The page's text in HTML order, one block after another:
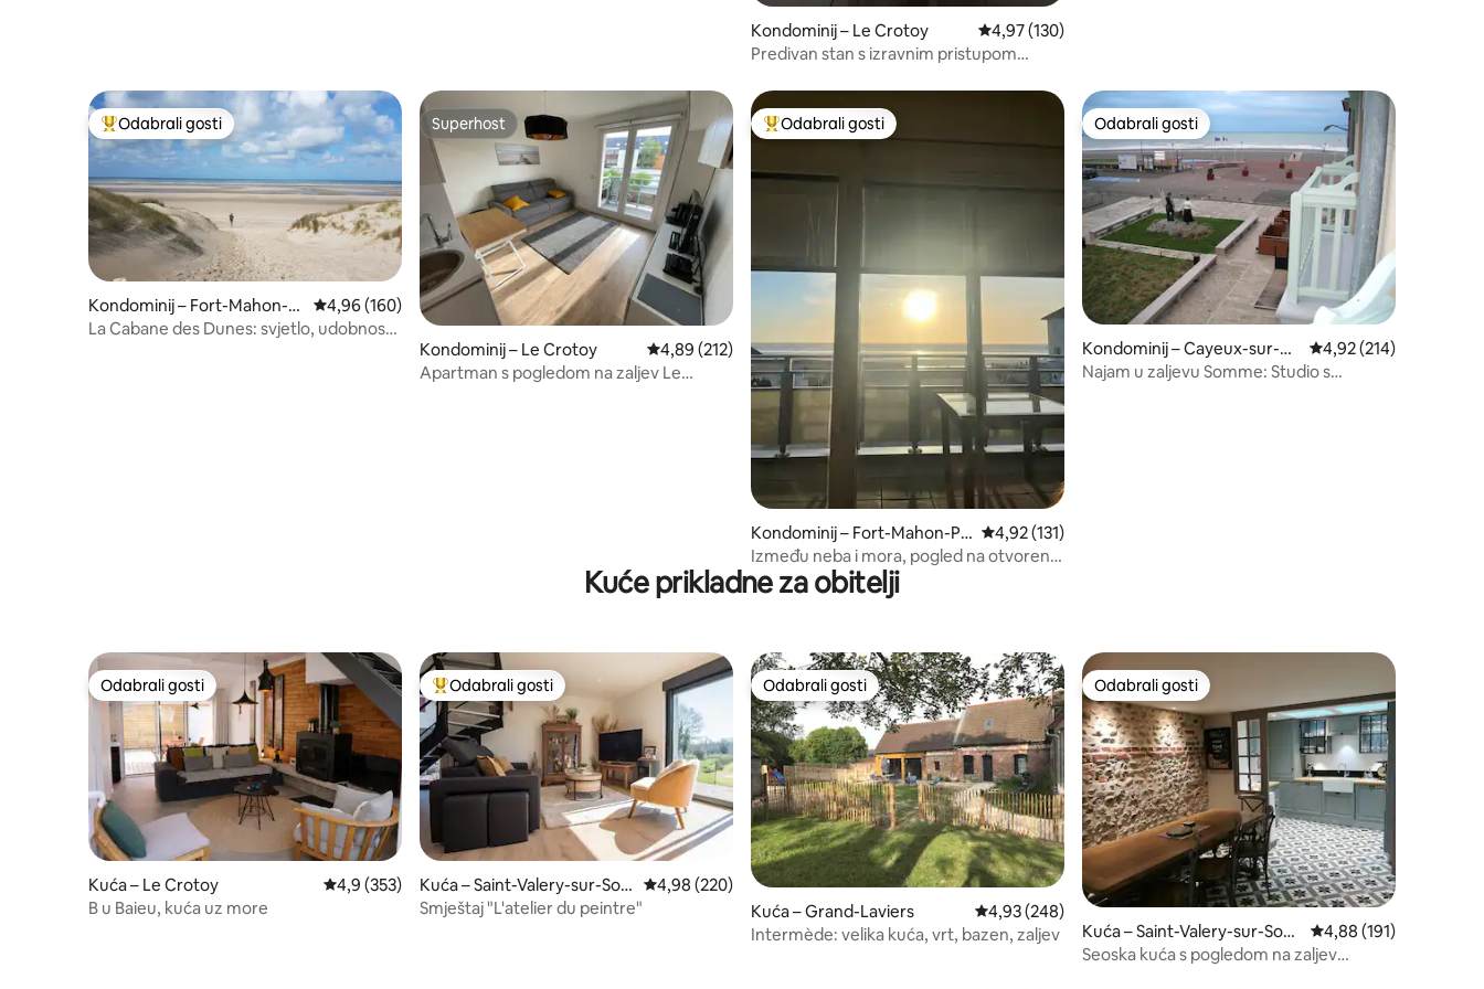
Kondominij – Le Crotoy Prosječna ocjena: 4,97/5, recenzija: 130
4,97 (130)
Predivan stan s izravnim pristupom
Među najviše rangiranima s oznakom „Odabrali gosti”
Odabrali gosti
Kondominij – Fort-Mahon-Pl
age
Prosječna ocjena: 4,96/5, recenzija: 160
4,96 (160)
La Cabane des Dunes: svjetlo, udobnost i
Superhost
Superhost
Kondominij – Le Crotoy Prosječna ocjena: 4,89/5, recenzija: 212
4,89 (212)
Apartman s pogledom na zaljev Le
Među najviše rangiranima s oznakom „Odabrali gosti”
Odabrali gosti
Kondominij – Fort-Mahon-Pla
ge
Prosječna ocjena: 4,92/5, recenzija: 131
4,92 (131)
Između neba i mora, pogled na otvoreno
more, zalazak sunca
Odabrali gosti
Odabrali gosti
Kondominij – Cayeux-sur-M
er
Prosječna ocjena:
4,92 (214)
Najam u zaljevu Somme: Studio s
Kuće prikladne za obitelji
Odabrali gosti
Odabrali gosti
Kuća – Le Crotoy Prosječna ocjena: 4,9/5, recenzija: 353
4,9 (353)
B u Baieu, kuća uz more
Među najviše rangiranima s oznakom „Odabrali gosti”
Odabrali gosti
Kuća – Saint-Valery-sur-So
mme
Prosječna ocjena: 4,98/5, recenzija: 220
4,98 (220)
Smještaj "L'atelier du peintre"
Odabrali gosti
Odabrali gosti
Kuća – Grand-Laviers Prosječna ocjena: 4,93/5, recenzija: 248
4,93 (248)
Intermède: velika kuća, vrt, bazen, zaljev
Odabrali gosti
Odabrali gosti
Kuća – Saint-Valery-sur-Som
me
Prosječna ocjena:
4,88 (191)
Seoska kuća s pogledom na zaljev